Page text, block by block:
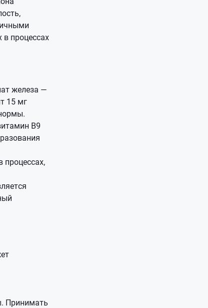
процессах
железа —
15 мг
B9
процессах,
Принимать